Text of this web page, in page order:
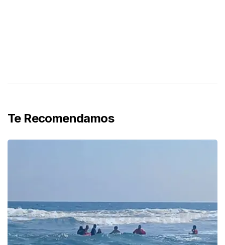
Te Recomendamos